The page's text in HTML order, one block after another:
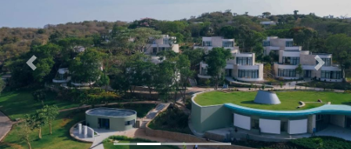
Previous Next